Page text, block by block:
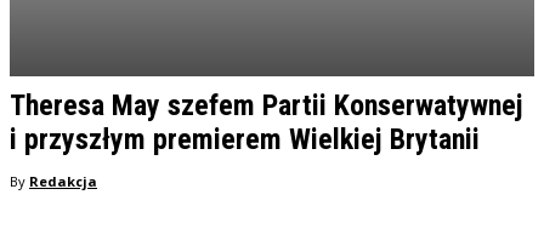
Theresa May szefem Partii Konserwatywnej
i przyszłym premierem Wielkiej Brytanii
By Redakcja